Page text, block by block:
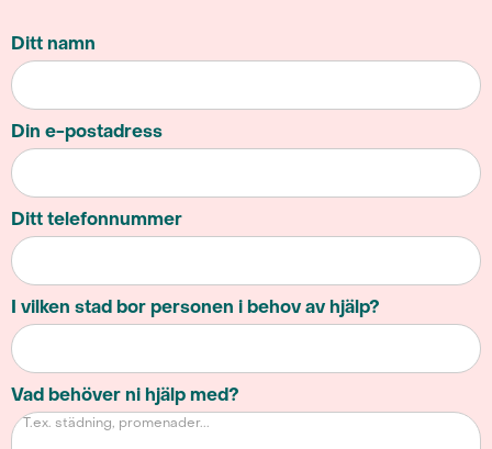
Ditt namn
Din e-postadress
Ditt telefonnummer
I vilken stad bor personen i behov av hjälp?
Vad behöver ni hjälp med?